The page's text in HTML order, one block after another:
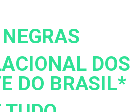
DOS
DO BRASIL*